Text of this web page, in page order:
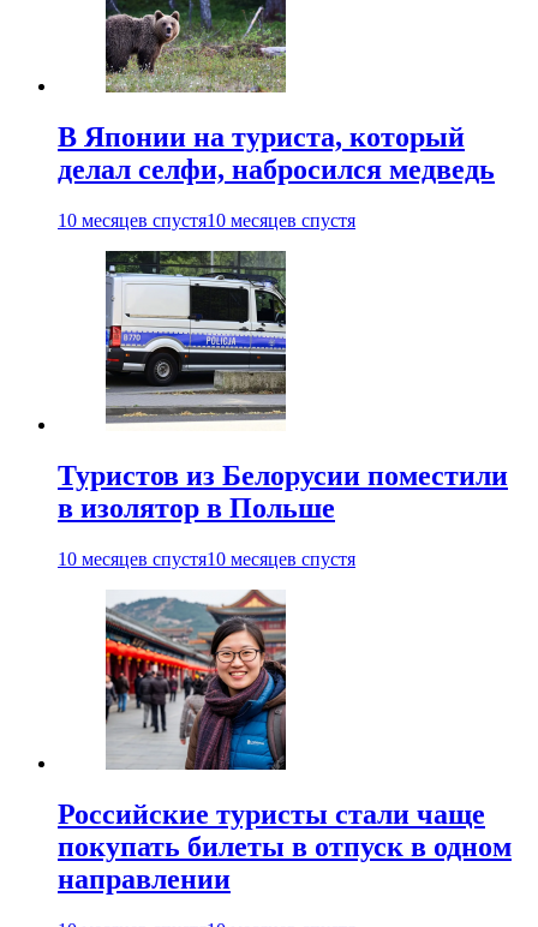
В Японии на туриста, который
делал селфи, набросился медведь
10 месяцев спустя10 месяцев спустя
Туристов из Белорусии поместили
в изолятор в Польше
10 месяцев спустя10 месяцев спустя
Российские туристы стали чаще
покупать билеты в отпуск в одном
направлении